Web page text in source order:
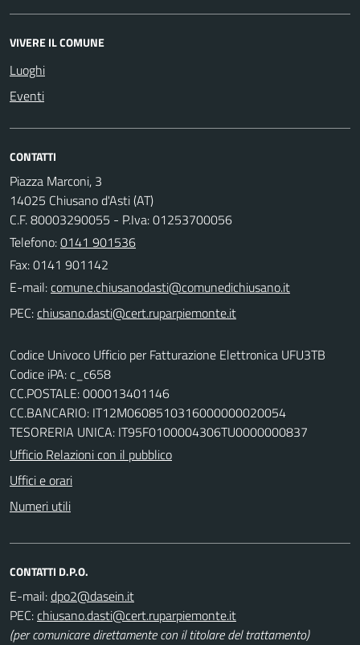
VIVERE IL COMUNE
Luoghi
Eventi
CONTATTI
Piazza Marconi, 3
14025 Chiusano d'Asti (AT)
C.F. 80003290055 - P.Iva: 01253700056
Telefono:0141 901536
Fax: 0141 901142
E-mail:
PEC:
Codice Univoco Ufficio per Fatturazione Elettronica UFU3TB
Codice iPA: c_c658
CC.POSTALE: 000013401146
CC.BANCARIO: IT12M0608510316000000020054
TESORERIA UNICA: IT95F0100004306TU0000000837
Ufficio Relazioni con il pubblico
Uffici e orari
Numeri utili
CONTATTI D.P.O.
E-mail:
PEC:
(per comunicare direttamente con il titolare del trattamento)